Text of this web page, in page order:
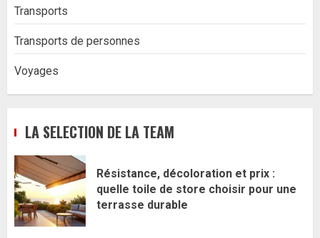
Transports
Transports de personnes
Voyages
LA SELECTION DE LA TEAM
Résistance, décoloration et prix :
quelle toile de store choisir pour une
terrasse durable